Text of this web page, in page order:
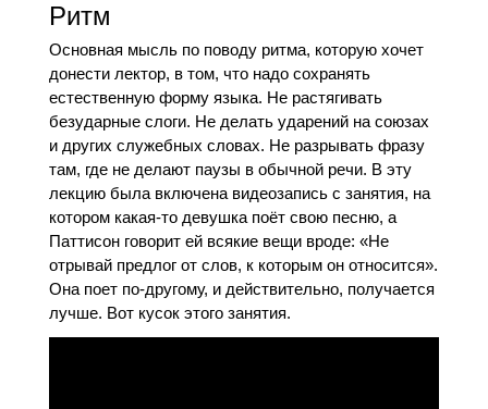
Ритм
Основная мысль по поводу ритма, которую хочет
донести лектор, в том, что надо сохранять
естественную форму языка. Не растягивать
безударные слоги. Не делать ударений на союзах
и других служебных словах. Не разрывать фразу
там, где не делают паузы в обычной речи. В эту
лекцию была включена видеозапись с занятия, на
котором какая-то девушка поёт свою песню, а
Паттисон говорит ей всякие вещи вроде: «Не
отрывай предлог от слов, к которым он относится».
Она поет по-другому, и действительно, получается
лучше. Вот кусок этого занятия.